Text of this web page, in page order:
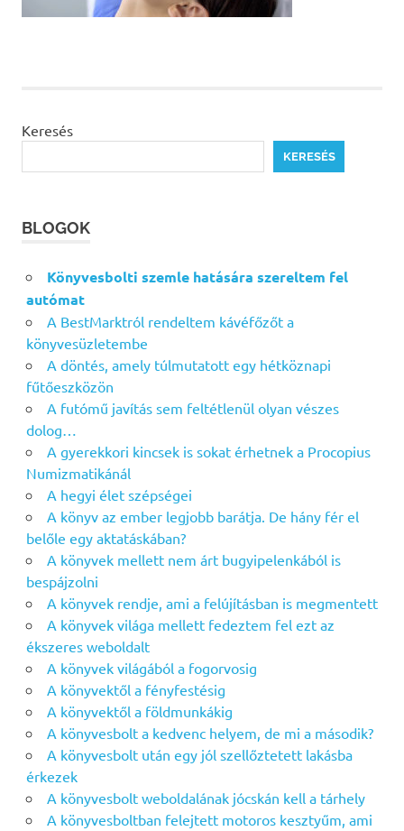
Keresés
KERESÉS
BLOGOK
Könyvesbolti szemle hatására szereltem fel
autómat
A BestMarktról rendeltem kávéfőzőt a
könyvesüzletembe
A döntés, amely túlmutatott egy hétköznapi
fűtőeszközön
A futómű javítás sem feltétlenül olyan vészes
dolog…
A gyerekkori kincsek is sokat érhetnek a Procopius
Numizmatikánál
A hegyi élet szépségei
A könyv az ember legjobb barátja. De hány fér el
belőle egy aktatáskában?
A könyvek mellett nem árt bugyipelenkából is
bespájzolni
A könyvek rendje, ami a felújításban is megmentett
A könyvek világa mellett fedeztem fel ezt az
ékszeres weboldalt
A könyvek világából a fogorvosig
A könyvektől a fényfestésig
A könyvektől a földmunkákig
A könyvesbolt a kedvenc helyem, de mi a második?
A könyvesbolt után egy jól szellőztetett lakásba
érkezek
A könyvesbolt weboldalának jócskán kell a tárhely
A könyvesboltban felejtett motoros kesztyűm, ami